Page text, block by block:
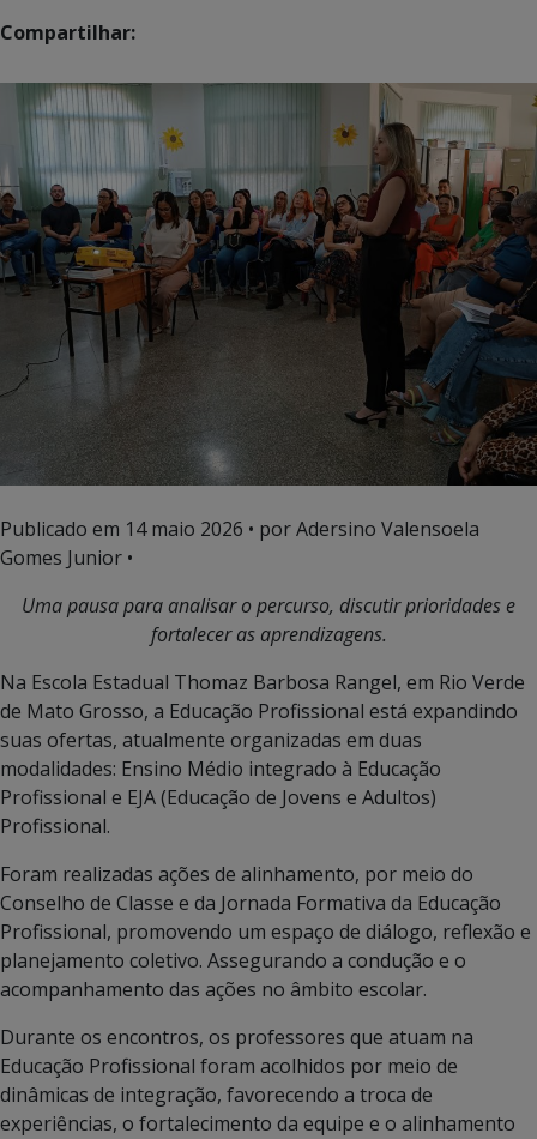
Compartilhar:
Publicado em 14 maio 2026 • por Adersino Valensoela
Gomes Junior •
Uma pausa para analisar o percurso, discutir prioridades e
fortalecer as aprendizagens.
Na Escola Estadual Thomaz Barbosa Rangel, em Rio Verde
de Mato Grosso, a Educação Profissional está expandindo
suas ofertas, atualmente organizadas em duas
modalidades: Ensino Médio integrado à Educação
Profissional e EJA (Educação de Jovens e Adultos)
Profissional.
Foram realizadas ações de alinhamento, por meio do
Conselho de Classe e da Jornada Formativa da Educação
Profissional, promovendo um espaço de diálogo, reflexão e
planejamento coletivo. Assegurando a condução e o
acompanhamento das ações no âmbito escolar.
Durante os encontros, os professores que atuam na
Educação Profissional foram acolhidos por meio de
dinâmicas de integração, favorecendo a troca de
experiências, o fortalecimento da equipe e o alinhamento